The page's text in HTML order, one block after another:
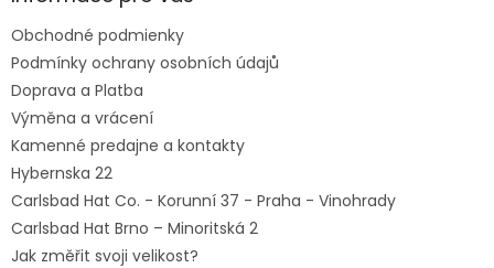
e
Obchodné podmienky
Podmínky ochrany osobních údajů
Doprava a Platba
Výměna a vrácení
Kamenné predajne a kontakty
Hybernska 22
Carlsbad Hat Co. - Korunní 37 - Praha - Vinohrady
Carlsbad Hat Brno – Minoritská 2
Jak změřit svoji velikost?